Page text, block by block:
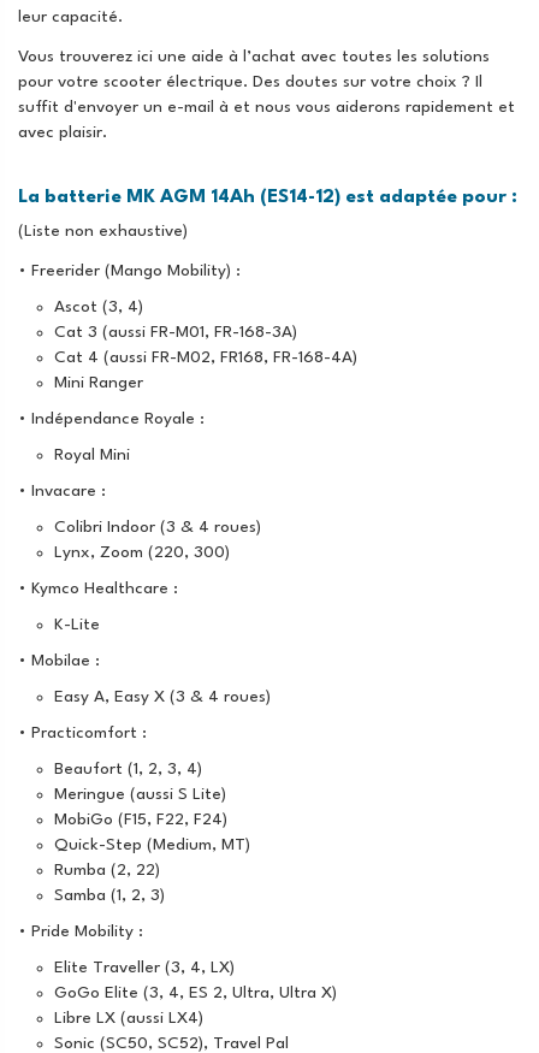
leur capacité.
Vous trouverez ici une aide à l’achat avec toutes les solutions
pour votre scooter électrique. Des doutes sur votre choix ? Il
suffit d'envoyer un e-mail à et nous vous aiderons rapidement et
avec plaisir.
La batterie MK AGM 14Ah (ES14-12) est adaptée pour :
(Liste non exhaustive)
• Freerider (Mango Mobility) :
Ascot (3, 4)
Cat 3 (aussi FR-M01, FR-168-3A)
Cat 4 (aussi FR-M02, FR168, FR-168-4A)
Mini Ranger
• Indépendance Royale :
Royal Mini
• Invacare :
Colibri Indoor (3 & 4 roues)
Lynx, Zoom (220, 300)
• Kymco Healthcare :
K-Lite
• Mobilae :
Easy A, Easy X (3 & 4 roues)
• Practicomfort :
Beaufort (1, 2, 3, 4)
Meringue (aussi S Lite)
MobiGo (F15, F22, F24)
Quick-Step (Medium, MT)
Rumba (2, 22)
Samba (1, 2, 3)
• Pride Mobility :
Elite Traveller (3, 4, LX)
GoGo Elite (3, 4, ES 2, Ultra, Ultra X)
Libre LX (aussi LX4)
Sonic (SC50, SC52), Travel Pal